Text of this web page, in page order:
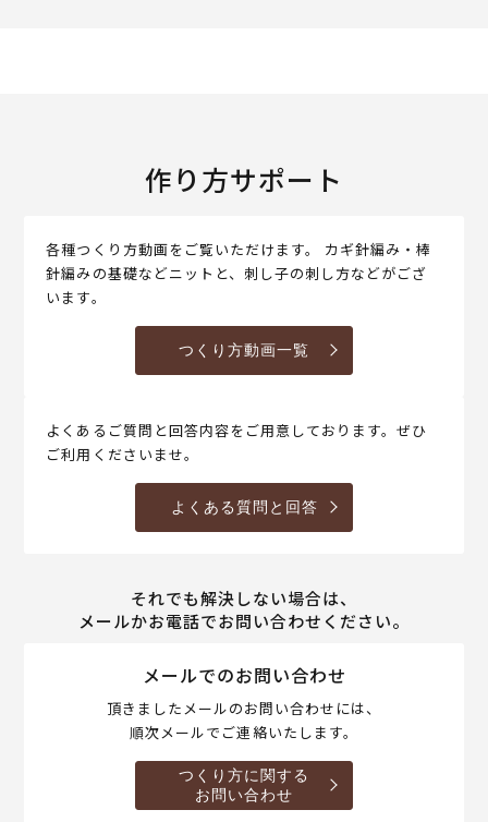
作り方サポート
各種つくり方動画をご覧いただけます。 カギ針編み・棒
針編みの基礎などニットと、刺し子の刺し方などがござ
います。
つくり方動画一覧
よくあるご質問と回答内容をご用意しております。ぜひ
ご利用くださいませ。
よくある質問と回答
それでも解決しない場合は、
メールかお電話でお問い合わせください。
メールでのお問い合わせ
頂きましたメールのお問い合わせには、
順次メールでご連絡いたします。
つくり方に関する
お問い合わせ